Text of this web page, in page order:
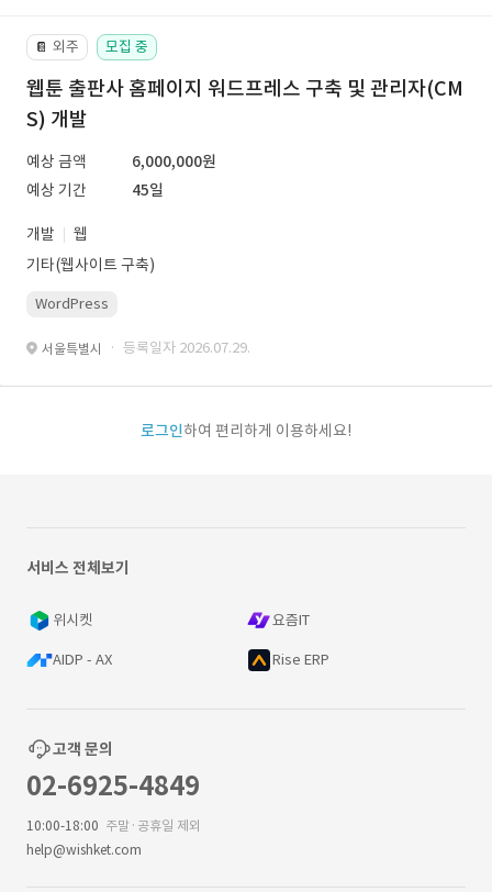
📔 외주 모집 중
웹툰 출판사 홈페이지 워드프레스 구축 및 관리자(CM
S) 개발
예상 금액
6,000,000원
예상 기간
45일
개발
웹
기타(웹사이트 구축)
WordPress
서울특별시 · 등록일자 2026.07.29.
로그인하여 편리하게 이용하세요!
서비스 전체보기
위시켓 요즘IT
AIDP - AX Rise ERP
고객 문의
02-6925-4849
10:00-18:00 주말·공휴일 제외
help@wishket.com